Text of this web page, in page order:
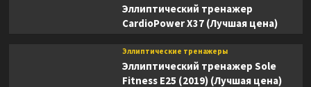
Эллиптический тренажер
CardioPower X37 (Лучшая цена)
Эллиптические тренажеры
Эллиптический тренажер Sole
Fitness E25 (2019) (Лучшая цена)